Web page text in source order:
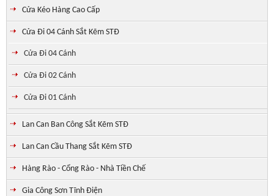
Cửa Kéo Hàng Cao Cấp
Cửa Đi 04 Cánh Sắt Kẽm STĐ
Cửa Đi 04 Cánh
Cửa Đi 02 Cánh
Cửa Đi 01 Cánh
Lan Can Ban Công Sắt Kẽm STĐ
Lan Can Cầu Thang Sắt Kẽm STĐ
Hàng Rào - Cổng Rào - Nhà Tiền Chế
Gia Công Sơn Tĩnh Điện